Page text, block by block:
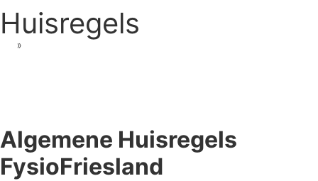
Huisregels
»
Algemene Huisregels
FysioFriesland